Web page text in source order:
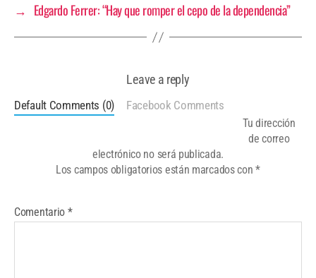
→ Edgardo Ferrer: “Hay que romper el cepo de la dependencia”
Leave a reply
Default Comments (0) Facebook Comments
Tu dirección
de correo
electrónico no será publicada.
Los campos obligatorios están marcados con*
Comentario *